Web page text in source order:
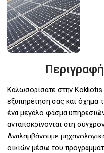
Καλωσορίσατε στην
εξυπηρέτηση σας και όχημα
ένα μεγάλο φάσμα
ανταποκρίνονται στη
Αναλαμβάνουμε
οικιών μέσω του